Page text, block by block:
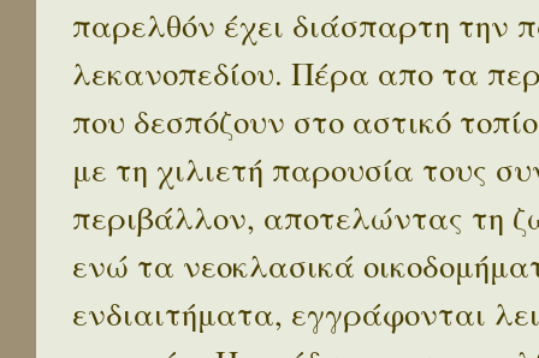
παρελθόν έχει διάσπαρτη την
λεκανοπεδίου. Πέρα απο τα
που δεσπόζουν στο αστικό
με τη χιλιετή παρουσία τους
περιβάλλον, αποτελώντας τη
ενώ τα νεοκλασικά
ενδιαιτήματα, εγγράφονται